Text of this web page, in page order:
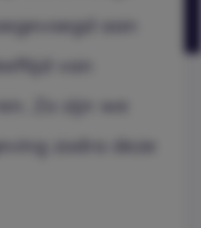
aan
van
Zo zijn we
zodra deze